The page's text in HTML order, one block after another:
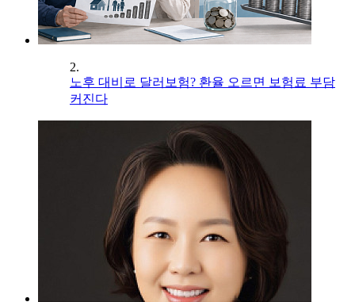
2.
노후 대비로 달러보험? 환율 오르면 보험료 부담
커진다